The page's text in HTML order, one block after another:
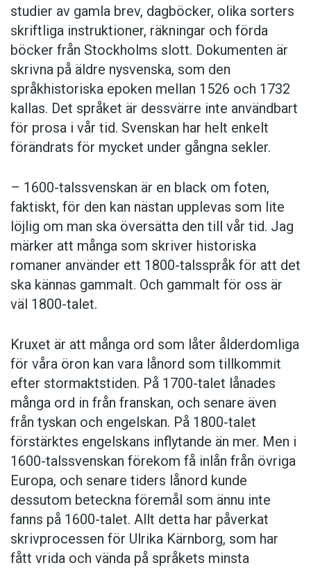
studier av gamla brev, dagböcker, olika sorters
skriftliga instruktioner, räkningar och förda
böcker från Stockholms slott. Dokumenten är
skrivna på äldre nysvenska, som den
språkhistoriska epoken mellan 1526 och 1732
kallas. Det språket är dessvärre inte användbart
för prosa i vår tid. Svenskan har helt enkelt
förändrats för mycket under gångna sekler.
– 1600-talssvenskan är en black om foten,
faktiskt, för den kan nästan upplevas som lite
löjlig om man ska översätta den till vår tid. Jag
märker att många som skriver historiska
romaner använder ett 1800-talsspråk för att det
ska kännas gammalt. Och gammalt för oss är
väl 1800-talet.
Kruxet är att många ord som låter ålderdomliga
för våra öron kan vara lånord som tillkommit
efter stormaktstiden. På 1700-talet lånades
många ord in från franskan, och senare även
från tyskan och engelskan. På 1800-talet
förstärktes engelskans inflytande än mer. Men i
1600-talssvenskan förekom få inlån från övriga
Europa, och senare tiders lånord kunde
dessutom beteckna föremål som ännu inte
fanns på 1600-talet. Allt detta har påverkat
skrivprocessen för Ulrika Kärnborg, som har
fått vrida och vända på språkets minsta